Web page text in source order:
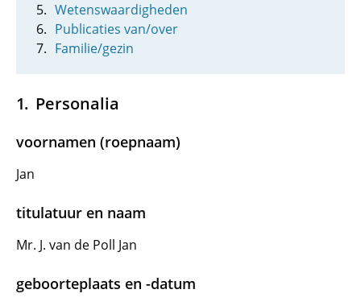
Wetenswaardigheden
Publicaties van/over
Familie/gezin
Personalia
voornamen (roepnaam)
Jan
titulatuur en naam
Mr. J. van de Poll Jan
geboorteplaats en -datum